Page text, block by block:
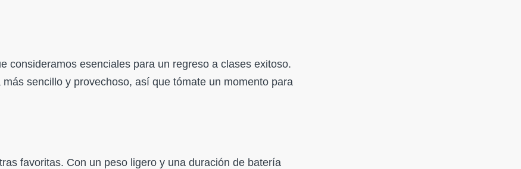
consideramos esenciales para un regreso a clases exitoso.
sencillo y provechoso, así que tómate un momento para
favoritas. Con un peso ligero y una duración de batería